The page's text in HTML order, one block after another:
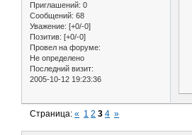
Приглашений: 0
Сообщений: 68
Уважение: [+0/-0]
Позитив: [+0/-0]
Провел на форуме:
Не определено
Последний визит:
2005-10-12 19:23:36
Страница:« 1 2 3 4 »